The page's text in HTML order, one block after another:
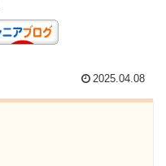
2025.04.08